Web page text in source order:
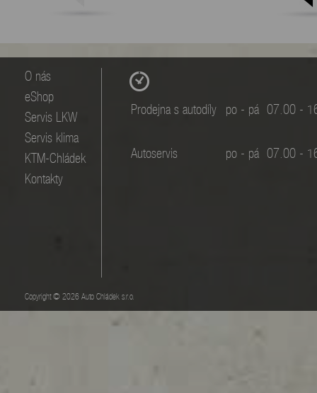
O nás
eShop
Servis LKW
Servis klima
KTM-Chládek
Kontakty
Prodejna s autodíly po - pá 07.00 -
Autoservis po - pá 07.00 -
Copyright © 2026 Auto Chládek s.r.o.